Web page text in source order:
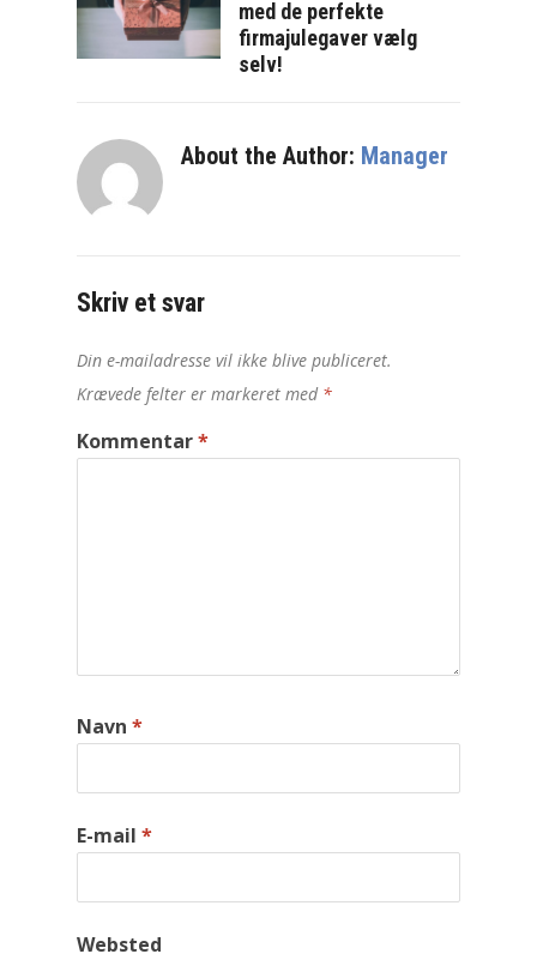
med de perfekte
firmajulegaver vælg
selv!
About the Author: Manager
Skriv et svar
Din e-mailadresse vil ikke blive publiceret.
Krævede felter er markeret med *
Kommentar*
Navn *
E-mail *
Websted